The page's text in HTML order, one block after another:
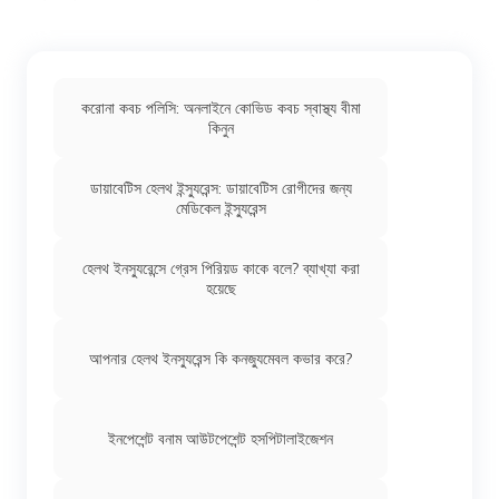
করোনা কবচ পলিসি: অনলাইনে কোভিড কবচ স্বাস্থ্য বীমা
কিনুন
ডায়াবেটিস হেলথ ইন্স্যুরেন্স: ডায়াবেটিস রোগীদের জন্য
মেডিকেল ইন্স্যুরেন্স
হেলথ ইনস্যুরেন্সে গ্রেস পিরিয়ড কাকে বলে? ব্যাখ্যা করা
হয়েছে
আপনার হেলথ ইনস্যুরেন্স কি কনজ্যুমেবল কভার করে?
ইনপেশেন্ট বনাম আউটপেশেন্ট হসপিটালাইজেশন